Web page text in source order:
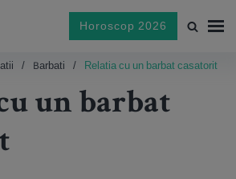
Horoscop 2026
Barbati Relatia cu un barbat casatorit
un barbat